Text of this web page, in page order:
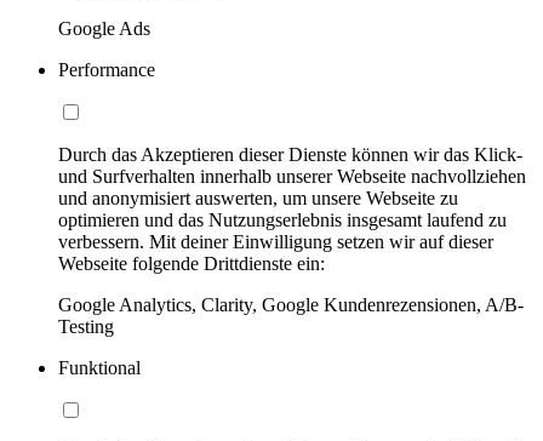
Google Ads
Performance
Durch das Akzeptieren dieser Dienste können wir das Klick-
und Surfverhalten innerhalb unserer Webseite nachvollziehen
und anonymisiert auswerten, um unsere Webseite zu
optimieren und das Nutzungserlebnis insgesamt laufend zu
verbessern. Mit deiner Einwilligung setzen wir auf dieser
Webseite folgende Drittdienste ein:
Google Analytics, Clarity, Google Kundenrezensionen, A/B-
Testing
Funktional